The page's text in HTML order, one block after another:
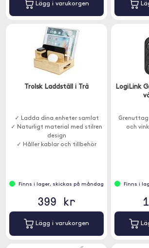
Lägg i varukorgen
Trolsk Laddställ i Trä
✓ Ladda dina enheter samlat
✓ Naturligt material med stilren
design
✓ Håller kablar och tillbehör
Finns i lager, skickas på måndag
399 kr
Lägg i varukorgen
LogiLink
och
Finns i